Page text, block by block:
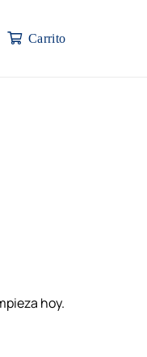
Carrito
hoy.